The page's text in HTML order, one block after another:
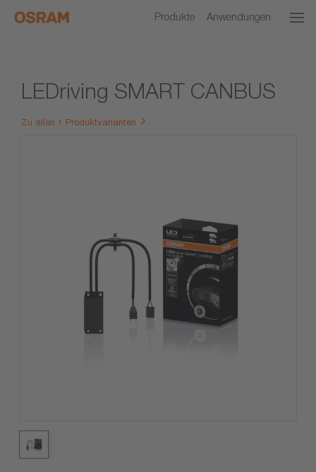
Produkte Anwendungen
LEDriving SMART CANBUS
Zu allen 1 Produktvarianten